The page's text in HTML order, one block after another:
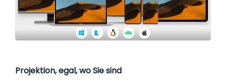
Projektion, egal, wo Sie sind